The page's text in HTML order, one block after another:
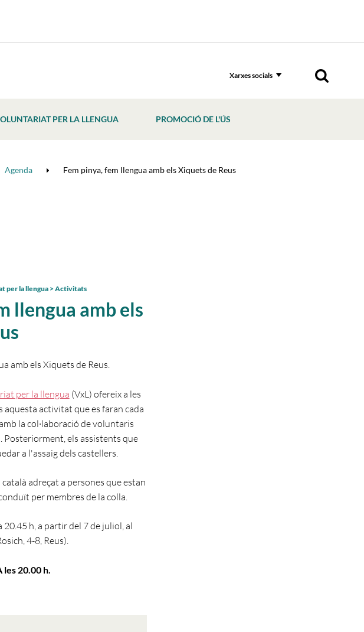
Xarxes socials
PER LA LLENGUA PROMOCIÓ DE L'ÚS
Agenda Fem pinya, fem llengua amb els Xiquets de Reus
llengua amb els
per la llengua > Activitats
amb els Xiquets de Reus.
per la llengua (VxL) ofereix a les
aquesta activitat que es faran cada
la col·laboració de voluntaris
Posteriorment, els assistents que
a l'assaig dels castellers.
adreçat a persones que estan
per membres de la colla.
20.45 h, a partir del 7 de juliol, al
4-8, Reus).
les 20.00 h.